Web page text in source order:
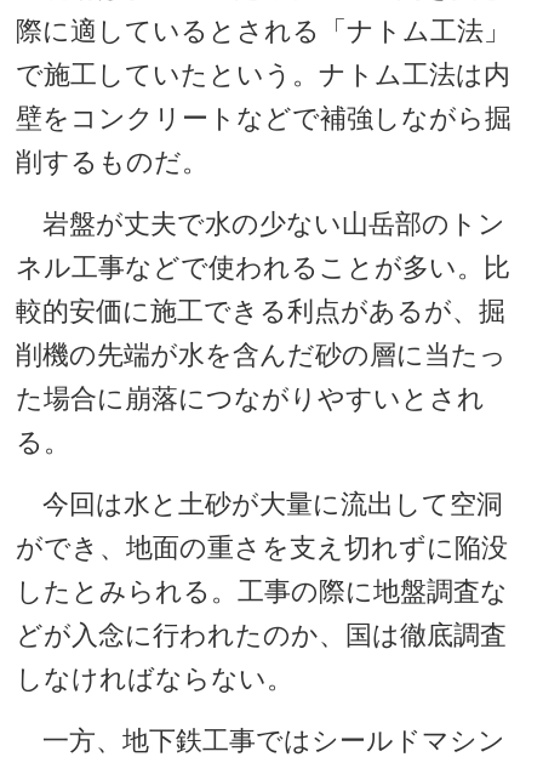
際に適しているとされる「ナトム工法」
で施工していたという。ナトム工法は内
壁をコンクリートなどで補強しながら掘
削するものだ。
岩盤が丈夫で水の少ない山岳部のトン
ネル工事などで使われることが多い。比
較的安価に施工できる利点があるが、掘
削機の先端が水を含んだ砂の層に当たっ
た場合に崩落につながりやすいとされ
る。
今回は水と土砂が大量に流出して空洞
ができ、地面の重さを支え切れずに陥没
したとみられる。工事の際に地盤調査な
どが入念に行われたのか、国は徹底調査
しなければならない。
一方、地下鉄工事ではシールドマシン